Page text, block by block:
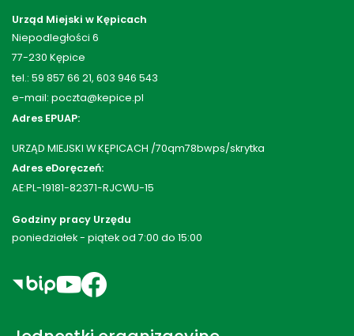
Urząd Miejski w Kępicach
Niepodległości 6
77-230 Kępice
tel.: 59 857 66 21, 603 946 543
e-mail: poczta@kepice.pl
Adres EPUAP:
URZĄD MIEJSKI W KĘPICACH /70qm78bwps/skrytka
Adres eDoręczeń:
AE:PL-19181-82371-RJCWU-15
Godziny pracy Urzędu
poniedziałek - piątek od 7:00 do 15:00